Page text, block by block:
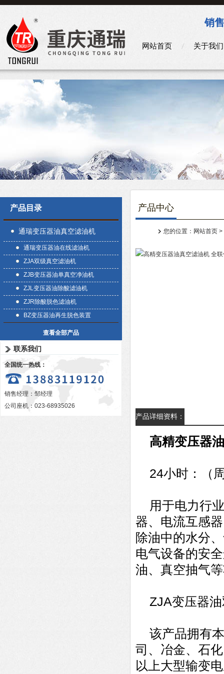
销
网站首页 关于我们
产品目录
通瑞变压器油真空滤油机
通瑞变压器油在线滤油机
ZJA双级真空滤油机
ZJB变压器油单真空净油机
ZJL变压器油除酸滤油机
ZJR除酸脱色滤油机
BZ变压器油再生脱色装置
查看全部产品
联系我们
全国统一热线：
销售经理：邹经理
公司座机：023-68935026
产品中心
您的位置： 网站首页 >
产品详细资料：
高精变压器
24小时：（
用于电力行业
器、电流互感
除油中的水分
电气设备的安
油、真空抽气
ZJA变压器油
该产品拥有本
司、冶金、石
以上大型输变